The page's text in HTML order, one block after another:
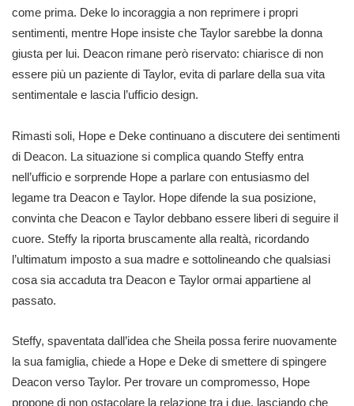
come prima. Deke lo incoraggia a non reprimere i propri
sentimenti, mentre Hope insiste che Taylor sarebbe la donna
giusta per lui. Deacon rimane però riservato: chiarisce di non
essere più un paziente di Taylor, evita di parlare della sua vita
sentimentale e lascia l’ufficio design.
Rimasti soli, Hope e Deke continuano a discutere dei sentimenti
di Deacon. La situazione si complica quando Steffy entra
nell’ufficio e sorprende Hope a parlare con entusiasmo del
legame tra Deacon e Taylor. Hope difende la sua posizione,
convinta che Deacon e Taylor debbano essere liberi di seguire il
cuore. Steffy la riporta bruscamente alla realtà, ricordando
l’ultimatum imposto a sua madre e sottolineando che qualsiasi
cosa sia accaduta tra Deacon e Taylor ormai appartiene al
passato.
Steffy, spaventata dall’idea che Sheila possa ferire nuovamente
la sua famiglia, chiede a Hope e Deke di smettere di spingere
Deacon verso Taylor. Per trovare un compromesso, Hope
propone di non ostacolare la relazione tra i due, lasciando che